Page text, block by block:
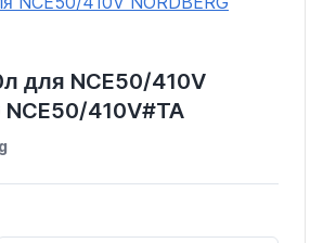
для NCE50/410V
NCE50/410V#TA